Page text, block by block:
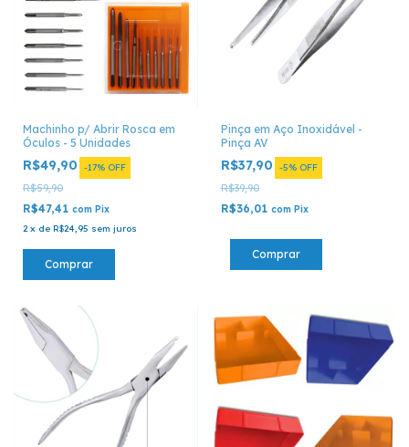
Machinho p/ Abrir Rosca em
Óculos - 5 Unidades
R$49,90 -17% OFF
R$59,90
R$47,41 com Pix
2 x de R$24,95 sem juros
Comprar
Pinça em Aço Inoxidável -
Pinça AV
R$37,90 -5% OFF
R$39,90
R$36,01 com Pix